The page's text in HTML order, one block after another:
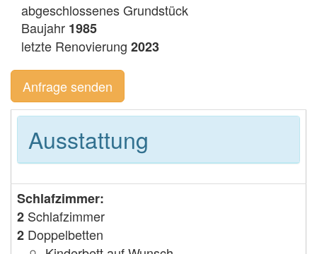
abgeschlossenes Grundstück
Baujahr 1985
letzte Renovierung 2023
Anfrage senden
Ausstattung
Schlafzimmer:
2 Schlafzimmer
2 Doppelbetten